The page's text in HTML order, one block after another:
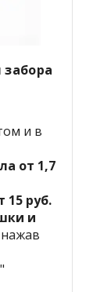
и в
от 1,7
15 руб.
и
"